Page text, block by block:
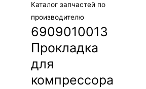
Каталог запчастей по
производителю
6909010013
Прокладка
для
компрессора